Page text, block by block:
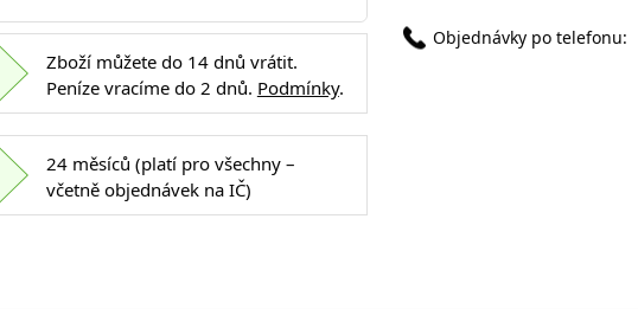
Zboží můžete do 14 dnů vrátit.
Peníze vracíme do 2 dnů. Podmínky.
24 měsíců (platí pro všechny –
včetně objednávek na IČ)
Objednávky po telefonu: